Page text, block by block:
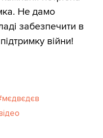
Не дамо
забезпечити в
війни!
мєдвєдєв